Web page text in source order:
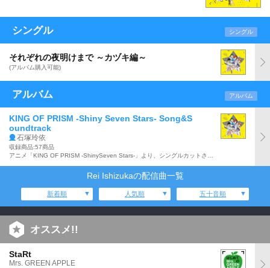
シングル シングル
それぞれの夜明けまで ～カヅキ編～
(アルバム購入可能)
アルバム アルバム
KING OF PRISM -Shiny Seven Stars- Song&S
oundtrack
石塚玲依
収録商品:57商品
Rei Ishizukaの配信曲一覧
新着順 人気順 五十音順
オススメ!!
StaRt
Mrs. GREEN APPLE